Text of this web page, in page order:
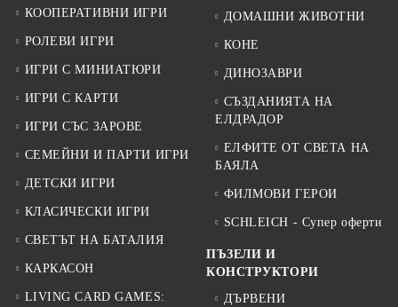
КООПЕРАТИВНИ ИГРИ
РОЛЕВИ ИГРИ
ИГРИ С МИНИАТЮРИ
ИГРИ С КАРТИ
ИГРИ СЪС ЗАРОВЕ
СЕМЕЙНИ И ПАРТИ ИГРИ
ДЕТСКИ ИГРИ
КЛАСИЧЕСКИ ИГРИ
СВЕТЪТ НА БАТАЛИЯ
КАРКАСОН
LIVING CARD GAMES:
ДОМАШНИ ЖИВОТНИ
КОНЕ
ДИНОЗАВРИ
СЪЗДАНИЯТА НА
ЕЛДРАДОР
ЕЛФИТЕ ОТ СВЕТА НА
БАЯЛА
ФИЛМОВИ ГЕРОИ
SCHLEICH - Супер оферти
ПЪЗЕЛИ И
КОНСТРУКТОРИ
ДЪРВЕНИ